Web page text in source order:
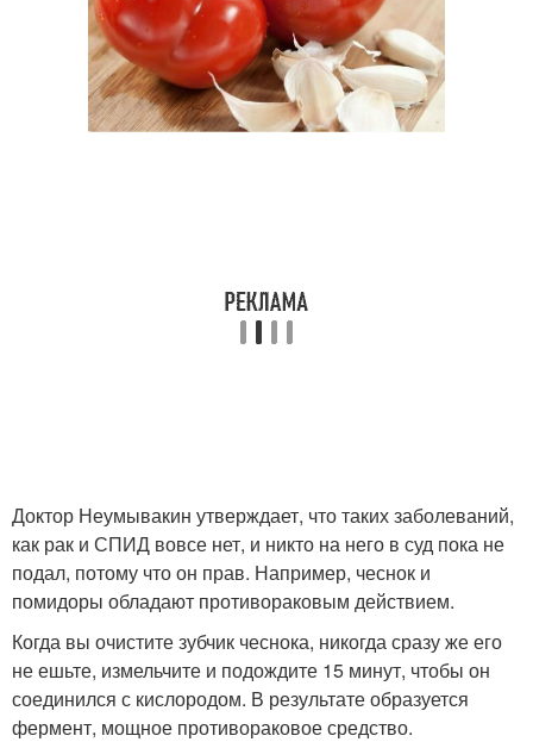
Доктор Неумывакин утверждает, что таких заболеваний,
как рак и СПИД вовсе нет, и никто на него в суд пока не
подал, потому что он прав. Например, чеснок и
помидоры обладают противораковым действием.
Когда вы очистите зубчик чеснока, никогда сразу же его
не ешьте, измельчите и подождите 15 минут, чтобы он
соединился с кислородом. В результате образуется
фермент, мощное противораковое средство.